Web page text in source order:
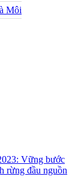
Môi
Vững bước
rừng đầu nguồn